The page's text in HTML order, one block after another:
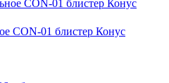
CON-01 блистер Конус